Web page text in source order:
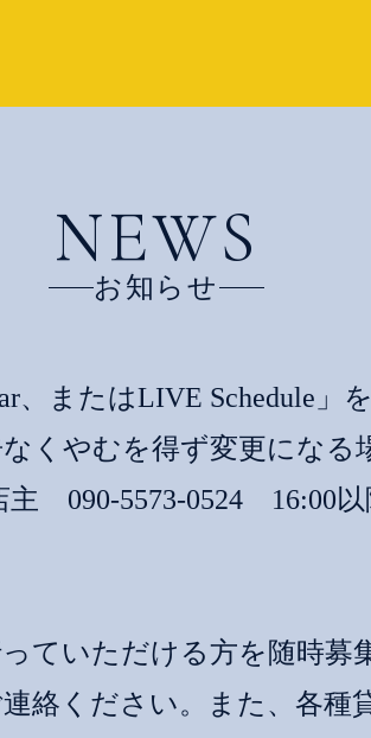
NEWS
お知らせ
、またはLIVE Schedule」
くやむを得ず変更になる
主 090-5573-0524 16:00
ていただける方を随時募
絡ください。また、各種